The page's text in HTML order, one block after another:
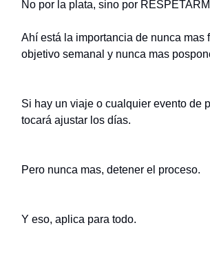
No por la plata, sino por
Ahí está la importancia de nunca mas
objetivo semanal y nunca mas
Si hay un viaje o cualquier evento de
tocará ajustar los días.
Pero nunca mas, detener el proceso.
Y eso, aplica para todo.